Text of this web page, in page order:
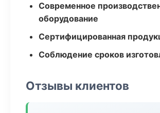
Современное
оборудование
Сертифицированная
Соблюдение сроков
Отзывы клиентов